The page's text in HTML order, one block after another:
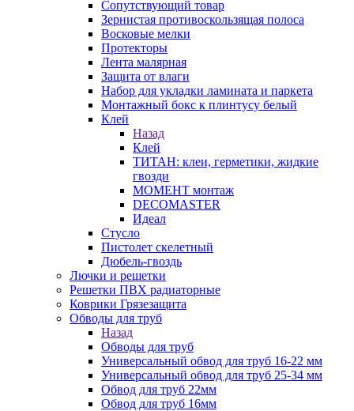
Сопутствующий товар
Зернистая противоскользящая полоса
Восковые мелки
Протекторы
Лента малярная
Защита от влаги
Набор для укладки ламината и паркета
Монтажный бокс к плинтусу белый
Клей
Назад
Клей
ТИТАН: клеи, герметики, жидкие
гвозди
МОМЕНТ монтаж
DECOMASTER
Идеал
Стусло
Пистолет скелетный
Дюбель-гвоздь
Лючки и решетки
Решетки ПВХ радиаторные
Коврики Грязезащита
Обводы для труб
Назад
Обводы для труб
Универсальный обвод для труб 16-22 мм
Универсальный обвод для труб 25-34 мм
Обвод для труб 22мм
Обвод для труб 16мм